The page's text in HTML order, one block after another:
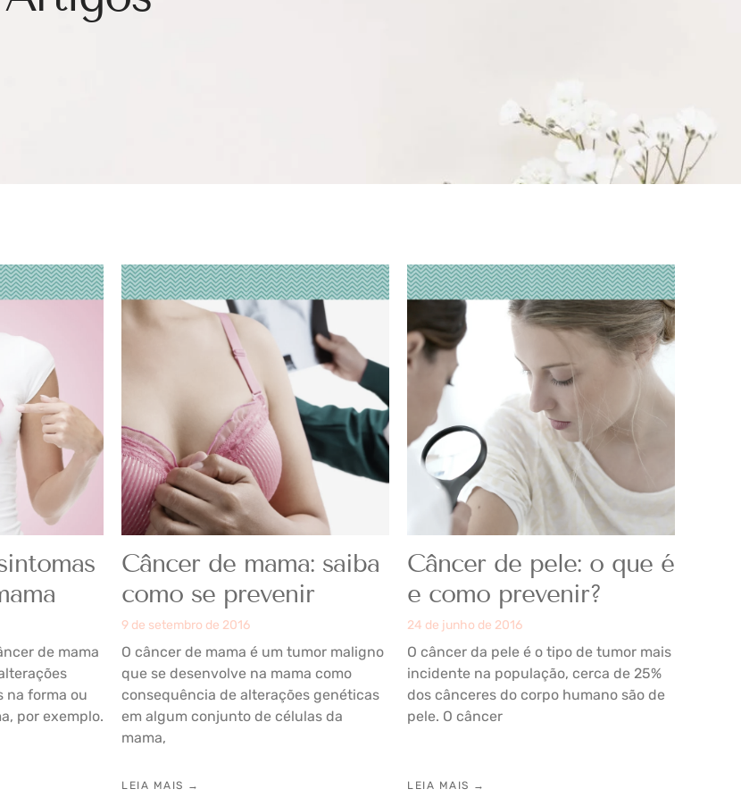
de mama
na forma ou
por exemplo.
Câncer de mama: saiba
como se prevenir
9 de setembro de 2016
O câncer de mama é um tumor maligno
que se desenvolve na mama como
consequência de alterações genéticas
em algum conjunto de células da
mama,
LEIA MAIS →
Câncer de pele: o que é
e como prevenir?
24 de junho de 2016
O câncer da pele é o tipo de tumor mais
incidente na população, cerca de 25%
dos cânceres do corpo humano são de
pele. O câncer
LEIA MAIS →